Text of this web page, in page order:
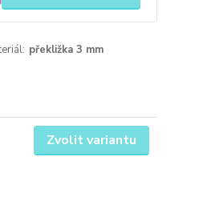
překližka 3 mm
Zvolit variantu